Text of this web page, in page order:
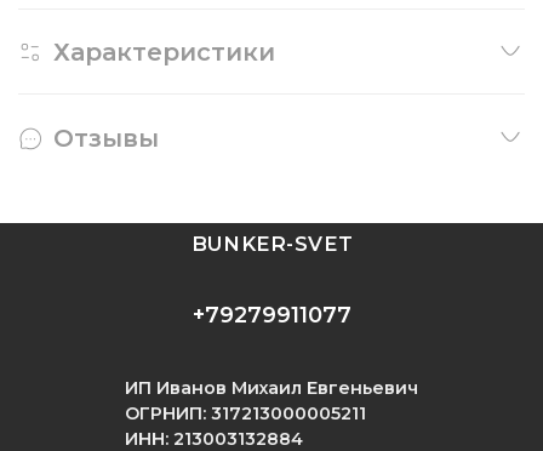
Характеристики
Отзывы
+79279911077
BUNKER-SVET
ИП Иванов Михаил Евгеньевич
ОГРНИП: 317213000005211
ИНН: 213003132884